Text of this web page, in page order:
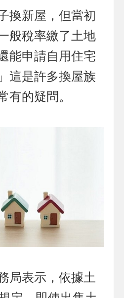
換新屋，但當初
般稅率繳了土地
能申請自用住宅
這是許多換屋族
有的疑問。
局表示，依據土